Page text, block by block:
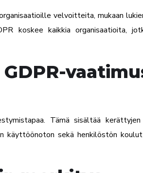
velvoitteita, mukaan
koskee kaikkia organisaatioita,
Tämä sisältää
sekä henkilöstön